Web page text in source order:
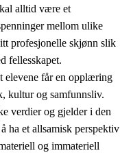
alltid være et
mellom ulike
profesjonelle skjønn slik
fellesskapet.
elevene får en opplæring
kultur og samfunnsliv.
verdier og gjelder i den
ha et allsamisk perspektiv
og immateriell